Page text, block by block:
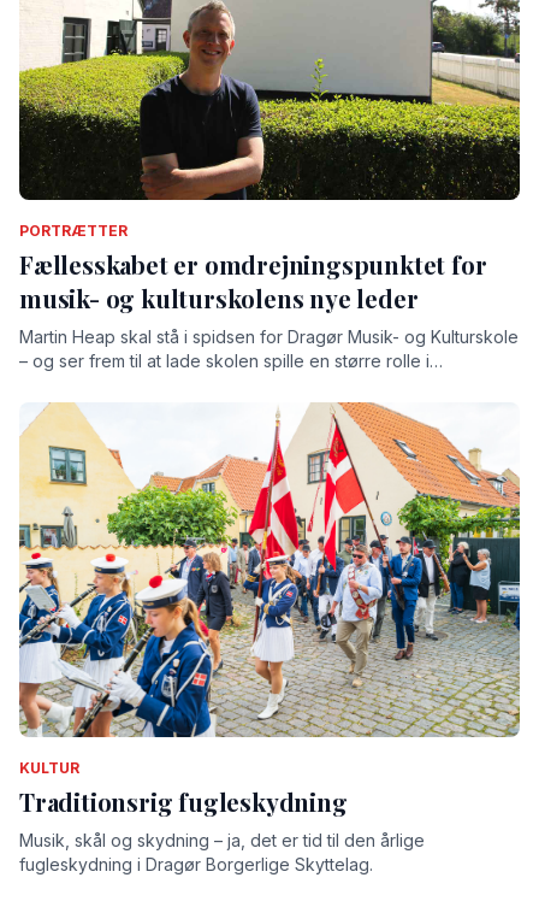
PORTRÆTTER
Fællesskabet er omdrejningspunktet for
musik- og kulturskolens nye leder
Martin Heap skal stå i spidsen for Dragør Musik- og Kulturskole
– og ser frem til at lade skolen spille en større rolle i
KULTUR
Traditionsrig fugleskydning
Musik, skål og skydning – ja, det er tid til den årlige
fugleskydning i Dragør Borgerlige Skyttelag.